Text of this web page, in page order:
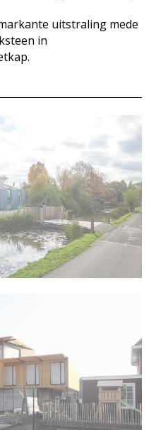
uitstraling mede
in